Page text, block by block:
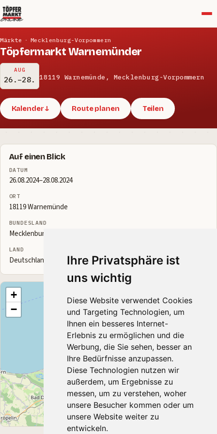
Ihre Privatsphäre ist
uns wichtig
Diese Website verwendet Cookies
und Targeting Technologien, um
Ihnen ein besseres Internet-
Erlebnis zu ermöglichen und die
Werbung, die Sie sehen, besser an
Ihre Bedürfnisse anzupassen.
Diese Technologien nutzen wir
außerdem, um Ergebnisse zu
messen, um zu verstehen, woher
unsere Besucher kommen oder um
unsere Website weiter zu
entwickeln.
Märkte · Mecklenburg-Vorpommern
Töpfermarkt Warnemünder
AUG
26.–28. 18119 Warnemünde, Mecklenburg-Vorpommern
Kalender ↓ Route planen Teilen
Auf einen Blick
DATUM
26.08.2024–28.08.2024
ORT
18119 Warnemünde
BUNDESLAND
Mecklenburg-Vorpommern
LAND
Deutschland
+
−
Leaflet |© OpenStreetMap contributors